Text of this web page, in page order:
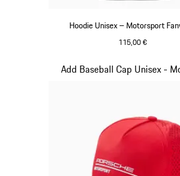
Hoodie Unisex – Motorsport
115,00 €
Add Baseball Cap Unisex -
Slide 2 von 20